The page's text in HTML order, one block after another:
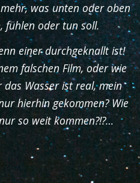
was unten oder oben
fühlen oder tun soll.
einer durchgeknallt ist!
falschen Film, oder wie
Wasser ist real, mein
hierhin gekommen? Wie
so weit kommen?!?…